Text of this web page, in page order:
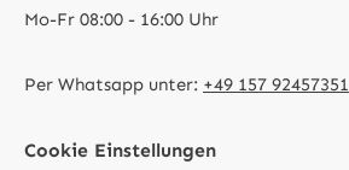
Mo-Fr 08:00 - 16:00 Uhr
Per Whatsapp unter: +49 157 92457351
Cookie Einstellungen